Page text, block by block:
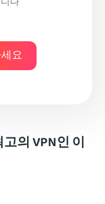
요
의 VPN인 이